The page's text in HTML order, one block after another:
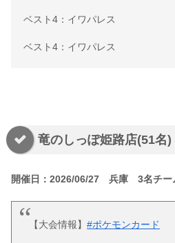
ベスト4：イワパレス
ベスト4：イワパレス
竜のしっぽ姫路店(51名)
開催日：2026/06/27 兵庫 3名チー
【大会情報】#ポケモンカード